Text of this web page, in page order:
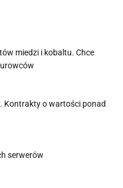
miedzi i kobaltu. Chce
Kontrakty o wartości ponad
serwerów